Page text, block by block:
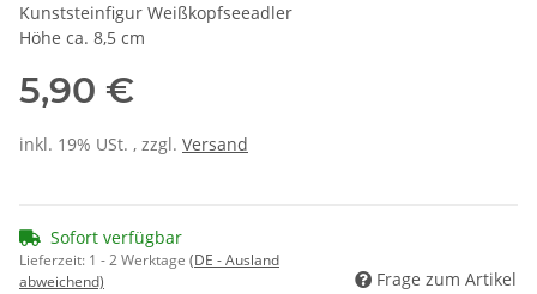
Kunststeinfigur Weißkopfseeadler
Höhe ca. 8,5 cm
5,90 €
inkl. 19% USt. , zzgl. Versand
Sofort verfügbar
Lieferzeit: 1 - 2 Werktage (DE - Ausland
abweichend)
Frage zum Artikel